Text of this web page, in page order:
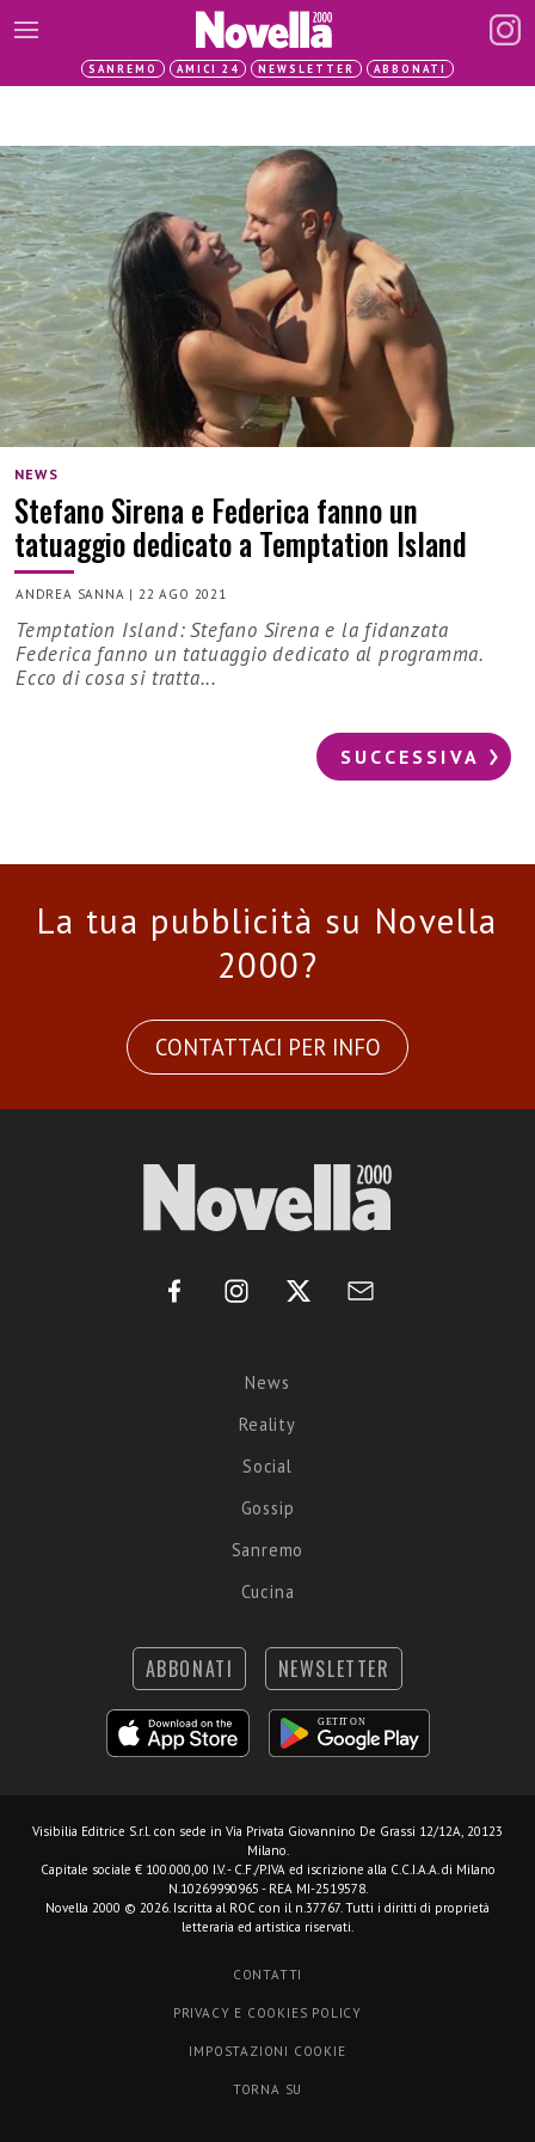
SANREMO AMICI 24 NEWSLETTER ABBONATI
NEWS
Stefano Sirena e Federica fanno un
tatuaggio dedicato a Temptation Island
ANDREA SANNA |22 AGO 2021
Temptation Island: Stefano Sirena e la fidanzata
Federica fanno un tatuaggio dedicato al programma.
Ecco di cosa si tratta...
SUCCESSIVA
La tua pubblicità su Novella
2000?
CONTATTACI PER INFO
News
Reality
Social
Gossip
Sanremo
Cucina
ABBONATI NEWSLETTER
Visibilia Editrice S.r.l. con sede in Via Privata Giovannino De Grassi 12/12A, 20123
Milano.
Capitale sociale € 100.000,00 I.V. - C.F./P.IVA ed iscrizione alla C.C.I.A.A. di Milano
N.10269990965 - REA MI-2519578.
Novella 2000 © 2026. Iscritta al ROC con il n.37767. Tutti i diritti di proprietà
letteraria ed artistica riservati.
CONTATTI
PRIVACY E COOKIES POLICY
IMPOSTAZIONI COOKIE
TORNA SU